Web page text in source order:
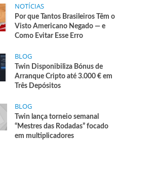
NOTÍCIAS
Por que Tantos Brasileiros Têm o
Visto Americano Negado — e
Como Evitar Esse Erro
BLOG
Twin Disponibiliza Bónus de
Arranque Cripto até 3.000 € em
Três Depósitos
BLOG
Twin lança torneio semanal
“Mestres das Rodadas” focado
em multiplicadores